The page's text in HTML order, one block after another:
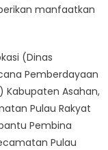
manfaatkan
(Dinas
Pemberdayaan
Kabupaten Asahan,
Pulau Rakyat
Pembina
Pulau